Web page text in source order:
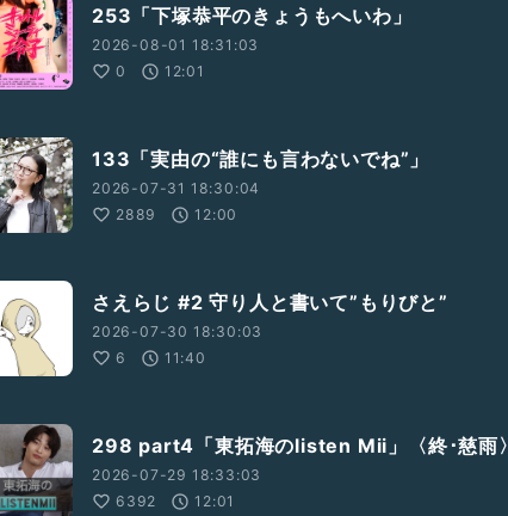
253「下塚恭平のきょうもへいわ」
2026-08-01 18:31:03
0
12:01
133「実由の“誰にも言わないでね”」
2026-07-31 18:30:04
2889
12:00
さえらじ #2 守り人と書いて”もりびと”
2026-07-30 18:30:03
6
11:40
298 part4「東拓海のlisten Mii」〈終･慈雨〉
2026-07-29 18:33:03
6392
12:01